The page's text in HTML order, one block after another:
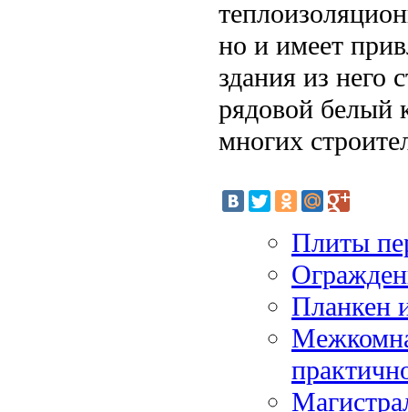
но и имеет
здания из него
рядовой белый
многих
Плиты
Планкен